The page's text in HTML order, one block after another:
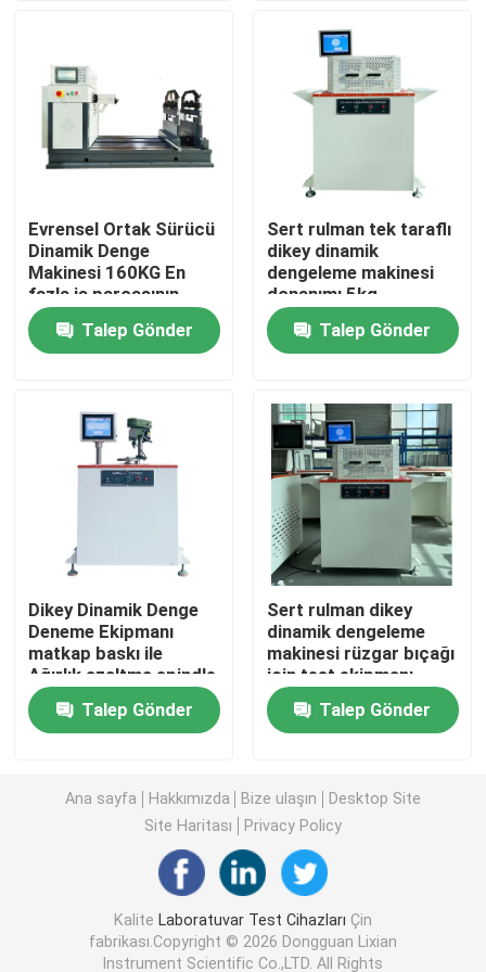
Hakkımızda
Fabrika turu
Bize Ulaşın
Haberler
Laboratuvar Test Cihazları
Üniversal Test Makinesi
Çevresel Test Makinesi
Dinamik Balans Makinası
Otomotiv Test Cihazları
Plastik Laboratuar Test Cihazları
ambalaj test cihazları
Evrensel Ortak Sürücü
Dinamik Denge
Makinesi 160KG En
fazla iş parçasının
kütlesi Merkezi Çekici
için
Talep Gönder
Sert rulman tek taraflı
dikey dinamik
dengeleme makinesi
donanımı 5kg
kapasiteli fan bıçakları
için
Talep Gönder
Dikey Dinamik Denge
Deneme Ekipmanı
matkap baskı ile
Ağırlık azaltma spindle
NSK rulman Denge hızı
700r/min 100 KG
Maksimum yük
Talep Gönder
Sert rulman dikey
dinamik dengeleme
makinesi rüzgar bıçağı
için test ekipmanı
turbina dengeleme hızı
1100r/minTalep Gönder
Ana sayfa Hakkımızda Bize ulaşın
Desktop Site
Site Haritası
Privacy Policy
Kalite Laboratuvar Test Cihazları Çin
fabrikası.Copyright © 2026 Dongguan Lixian
Instrument Scientific Co.,LTD. All Rights